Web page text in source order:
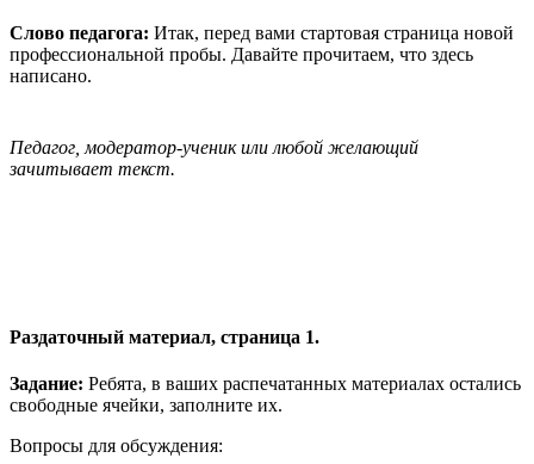
Слово педагога: Итак, перед вами стартовая страница новой
профессиональной пробы. Давайте прочитаем, что здесь
написано.
Педагог, модератор-ученик или любой желающий
зачитывает текст.
Раздаточный материал, страница 1.
Задание: Ребята, в ваших распечатанных материалах остались
свободные ячейки, заполните их.
Вопросы для обсуждения: